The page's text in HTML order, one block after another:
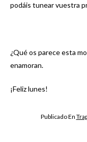
podáis tunear vuestra
¿Qué os parece esta
enamoran.
¡Feliz lunes!
Publicado En